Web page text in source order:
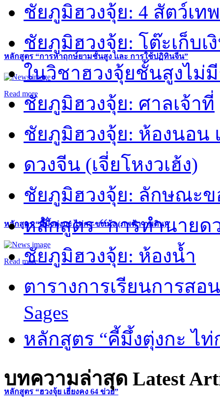
หลักสูตร “การหาฤกษ์ยามชั้นสูง และ การใช้ปฏิทินจีน”
Read more
หลักสูตร “คี้มึ้งตุ่งกะ ไท่กง-ขงเม้ง (ภพฟ้า ภพดิน)”
Read more
หลักสูตร “ฮวงจุ้ย เฮี่ยงคง 64 ข่วย”
ชัยภูมิฮวงจุ้ย: 4 สัตว์เทพ
ชัยภูมิฮวงจุ้ย: โต๊ะเก็บเ
ในวิชาฮวงจุ้ยชั้นสูงไม่
ชัยภูมิฮวงจุ้ย: ศาลเจ้าที่
ชัยภูมิฮวงจุ้ย: ห้องนอน
ดวงจีน (เจี่ยโหงวเฮ้ง)
ชัยภูมิฮวงจุ้ย: ลักษณะ
หลักสูตร “การทำนายด
ชัยภูมิฮวงจุ้ย: ห้องน้ำ
ตารางการเรียนการส
Sages
หลักสูตร “คี้มึ้งตุ่งกะ ไ
บทความล่าสุด Latest